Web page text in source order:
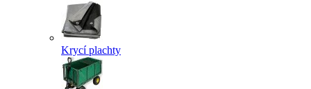
Krycí plachty